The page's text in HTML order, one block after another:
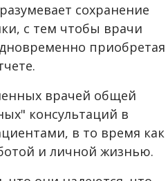
сохранение
с тем чтобы врачи
приобретая
врачей общей
консультаций в
в то время как
и личной жизнью.